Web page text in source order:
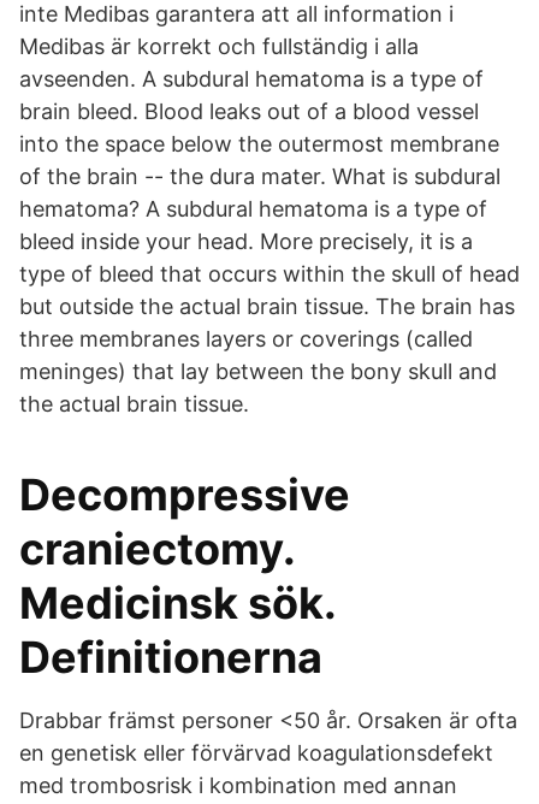
inte Medibas garantera att all information i
Medibas är korrekt och fullständig i alla
avseenden. A subdural hematoma is a type of
brain bleed. Blood leaks out of a blood vessel
into the space below the outermost membrane
of the brain -- the dura mater. What is subdural
hematoma? A subdural hematoma is a type of
bleed inside your head. More precisely, it is a
type of bleed that occurs within the skull of head
but outside the actual brain tissue. The brain has
three membranes layers or coverings (called
meninges) that lay between the bony skull and
the actual brain tissue.
Decompressive
craniectomy.
Medicinsk sök.
Definitionerna
Drabbar främst personer <50 år. Orsaken är ofta
en genetisk eller förvärvad koagulationsdefekt
med trombosrisk i kombination med annan